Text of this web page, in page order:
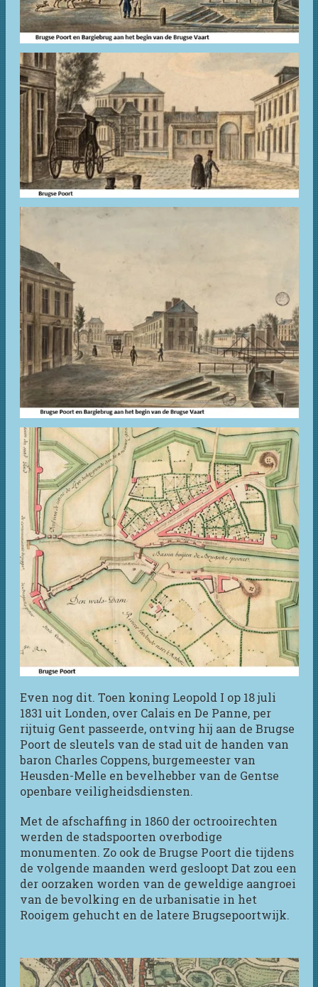
Even nog dit. Toen koning Leopold I op 18 juli
1831 uit Londen, over Calais en De Panne, per
rijtuig Gent passeerde, ontving hij aan de Brugse
Poort de sleutels van de stad uit de handen van
baron Charles Coppens, burgemeester van
Heusden-Melle en bevelhebber van de Gentse
openbare veiligheidsdiensten.
Met de afschaffing in 1860 der octrooirechten
werden de stadspoorten overbodige
monumenten. Zo ook de Brugse Poort die tijdens
de volgende maanden werd gesloopt Dat zou een
der oorzaken worden van de geweldige aangroei
van de bevolking en de urbanisatie in het
Rooigem gehucht en de latere Brugsepoortwijk.